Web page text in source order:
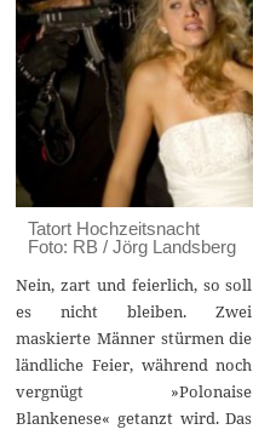
Tatort Hochzeitsnacht
Foto: RB / Jörg Landsberg
Nein, zart und feierlich, so soll
es nicht bleiben. Zwei
maskierte Männer stürmen die
ländliche Feier, während noch
vergnügt »Polonaise
Blankenese« getanzt wird. Das